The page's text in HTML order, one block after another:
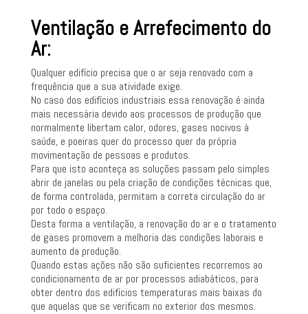
Ventilação e Arrefecimento do
Ar:
Qualquer edifício precisa que o ar seja renovado com a
frequência que a sua atividade exige.
No caso dos edifícios industriais essa renovação é ainda
mais necessária devido aos processos de produção que
normalmente libertam calor, odores, gases nocivos à
saúde, e poeiras quer do processo quer da própria
movimentação de pessoas e produtos.
Para que isto aconteça as soluções passam pelo simples
abrir de janelas ou pela criação de condições técnicas que,
de forma controlada, permitam a correta circulação do ar
por todo o espaço.
Desta forma a ventilação, a renovação do ar e o tratamento
de gases promovem a melhoria das condições laborais e
aumento da produção.
Quando estas ações não são suficientes recorremos ao
condicionamento de ar por processos adiabáticos, para
obter dentro dos edifícios temperaturas mais baixas do
que aquelas que se verificam no exterior dos mesmos.